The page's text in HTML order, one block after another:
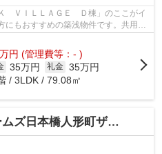
ＶＩＬＬＡＧＥ Ｄ棟」のここがイ
にもおすすめの築浅物件です。共用設
万円 (管理費等：- )
35万円 礼金 35万円
/ 3LDK / 79.08㎡
本橋人形町ザ レジデンス